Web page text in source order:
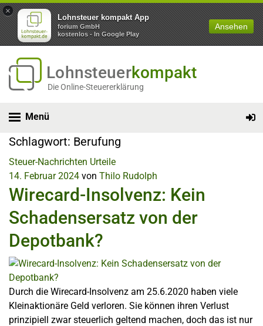
×
Lohnsteuer kompakt App
forium GmbH
kostenlos - In Google Play
Ansehen
Lohnsteuerkompakt
Die Online-Steuererklärung
Menü
Schlagwort: Berufung
Steuer-Nachrichten Urteile
14. Februar 2024 von Thilo Rudolph
Wirecard-Insolvenz: Kein
Schadensersatz von der
Depotbank?
Durch die Wirecard-Insolvenz am 25.6.2020 haben viele
Kleinaktionäre Geld verloren. Sie können ihren Verlust
prinzipiell zwar steuerlich geltend machen, doch das ist nur